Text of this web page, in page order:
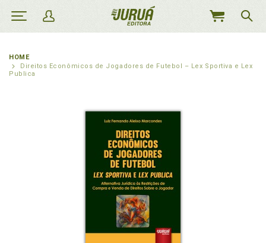
MEU
HOME
Direitos Econômicos de Jogadores de Futebol – Lex Sportiva e Lex
Publica